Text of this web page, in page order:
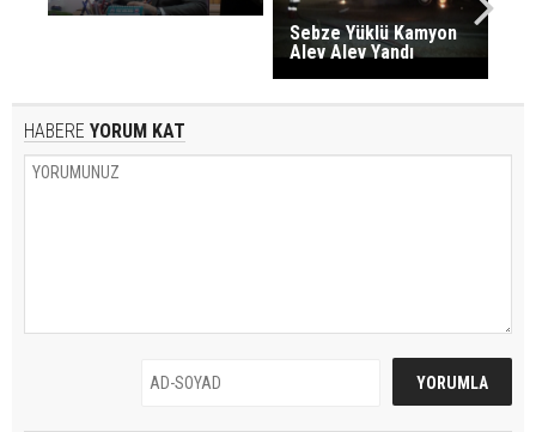
Sebze Yüklü Kamyon
Alev Alev Yandı
HABERE YORUM KAT